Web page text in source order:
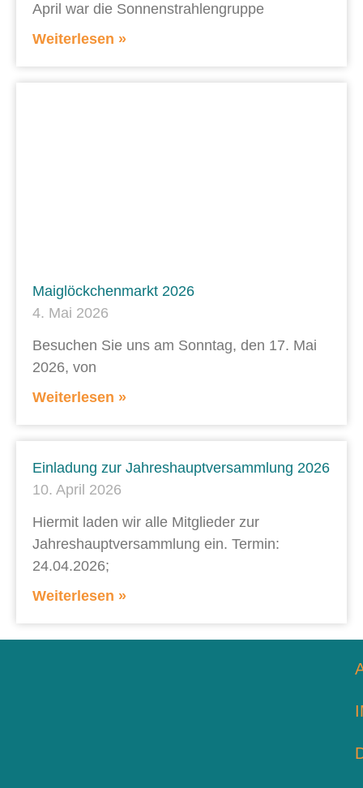
April war die Sonnenstrahlengruppe
Weiterlesen »
Maiglöckchenmarkt 2026
4. Mai 2026
Besuchen Sie uns am Sonntag, den 17. Mai
2026, von
Weiterlesen »
Einladung zur Jahreshauptversammlung 2026
10. April 2026
Hiermit laden wir alle Mitglieder zur
Jahreshauptversammlung ein. Termin:
24.04.2026;
Weiterlesen »